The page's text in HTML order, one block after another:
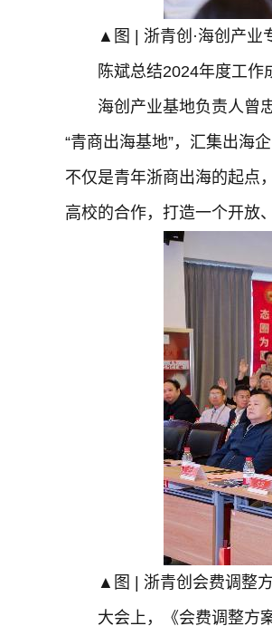
▲图 | 浙青创·海创产业
陈斌总结2024年度工作
海创产业基地负责人曾
“青商出海基地”，汇集出海
不仅是青年浙商出海的起点
高校的合作，打造一个开放
▲图 | 浙青创会费调整
大会上，《会费调整方